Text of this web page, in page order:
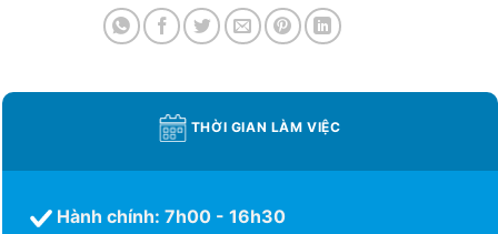
THỜI GIAN LÀM VIỆC
Hành chính: 7h00 - 16h30